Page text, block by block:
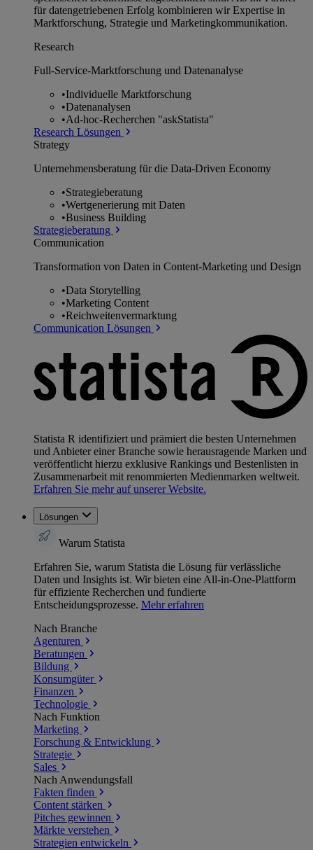
für datengetriebenen Erfolg kombinieren wir Expertise in
Marktforschung, Strategie und Marketingkommunikation.
Research
Full-Service-Marktforschung und Datenanalyse
•Individuelle Marktforschung
•Datenanalysen
•Ad-hoc-Recherchen "askStatista"
Research Lösungen
Strategy
Unternehmens­beratung für die Data-Driven Economy
•Strategieberatung
•Wertgenerierung mit Daten
•Business Building
Strategieberatung
Communication
Transformation von Daten in Content-Marketing und Design
•Data Storytelling
•Marketing Content
•Reichweitenvermarktung
Communication Lösungen
Statista R identifiziert und prämiert die besten Unternehmen
und Anbieter einer Branche sowie herausragende Marken und
veröffentlicht hierzu exklusive Rankings und Bestenlisten in
Zusammenarbeit mit renommierten Medienmarken weltweit.
Erfahren Sie mehr auf unserer Website.
Lösungen
Warum Statista
Erfahren Sie, warum Statista die Lösung für verlässliche
Daten und Insights ist. Wir bieten eine All-in-One-Plattform
für effiziente Recherchen und fundierte
Entscheidungsprozesse. Mehr erfahren
Nach Branche
Agenturen
Beratungen
Bildung
Konsumgüter
Finanzen
Technologie
Nach Funktion
Marketing
Forschung & Entwicklung
Strategie
Sales
Nach Anwendungsfall
Fakten finden
Content stärken
Pitches gewinnen
Märkte verstehen
Strategien entwickeln